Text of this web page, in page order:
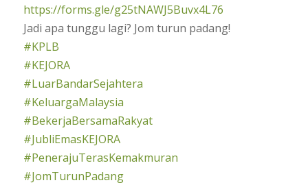
https://forms.gle/g25tNAWJ5Buvx4L76
Jadi apa tunggu lagi? Jom turun padang!
#KPLB
#KEJORA
#LuarBandarSejahtera
#KeluargaMalaysia
#BekerjaBersamaRakyat
#JubliEmasKEJORA
#PenerajuTerasKemakmuran
#JomTurunPadang